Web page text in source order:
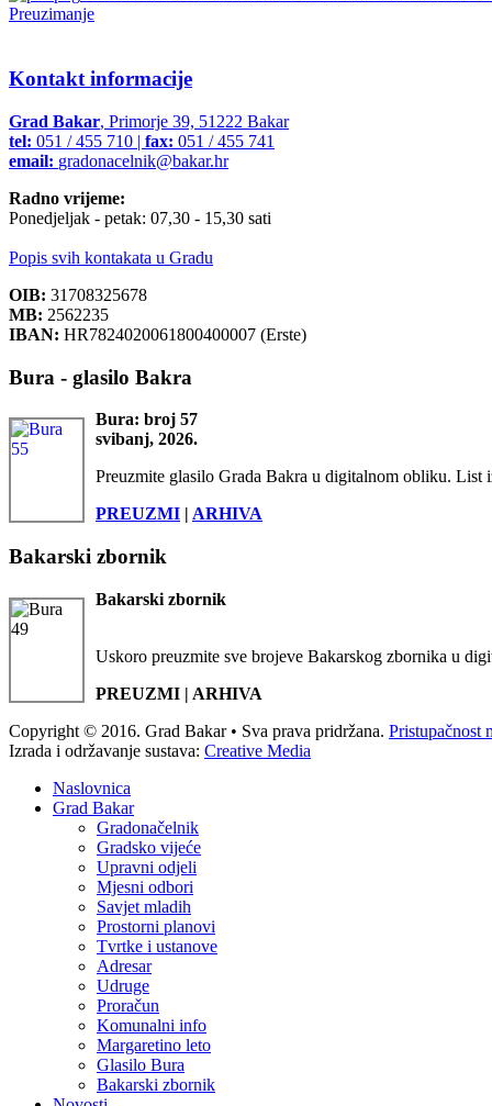
Preuzimanje
Kontakt informacije
Grad Bakar, Primorje 39, 51222 Bakar
tel: 051 / 455 710 | fax: 051 / 455 741
email: gradonacelnik@bakar.hr
Radno vrijeme:
Ponedjeljak - petak: 07,30 - 15,30 sati
Popis svih kontakata u Gradu
OIB: 31708325678
MB: 2562235
IBAN: HR7824020061800400007 (Erste)
Bura - glasilo Bakra
Bura: broj 57
svibanj, 2026.
Preuzmite glasilo Grada Bakra u digitalnom obliku. List
PREUZMI | ARHIVA
Bakarski zbornik
Bakarski zbornik
Uskoro preuzmite sve brojeve Bakarskog zbornika u
PREUZMI | ARHIVA
Copyright © 2016. Grad Bakar • Sva prava pridržana. Pristupačnost
Izrada i održavanje sustava: Creative Media
Naslovnica
Grad Bakar
Gradonačelnik
Gradsko vijeće
Upravni odjeli
Mjesni odbori
Savjet mladih
Prostorni planovi
Tvrtke i ustanove
Adresar
Udruge
Proračun
Komunalni info
Margaretino leto
Glasilo Bura
Bakarski zbornik